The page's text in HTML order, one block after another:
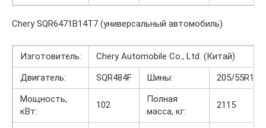
Chery SQR6471B14T7 (универсальный автомобиль)
Изготовитель:
Chery Automobile Co., Ltd. (Китай)
Двигатель:
SQR484F Шины:
205/55R16
Мощность,
кВт:
102
Полная
масса, кг:
2115